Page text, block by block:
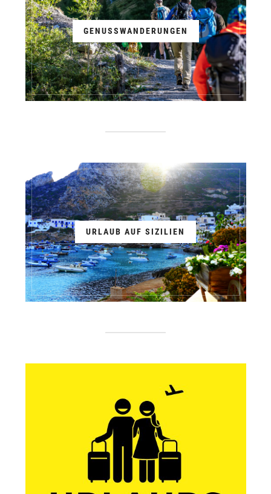
GENUSSWANDERUNGEN
URLAUB AUF SIZILIEN